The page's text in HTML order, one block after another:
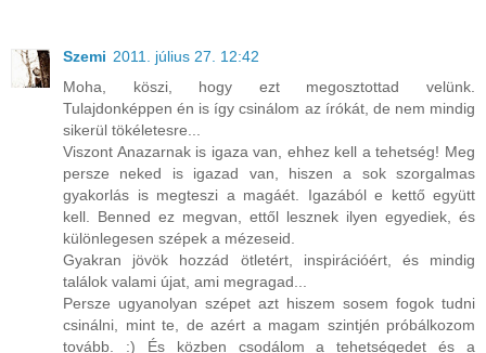
Szemi 2011. július 27. 12:42
Moha, köszi, hogy ezt megosztottad velünk.
Tulajdonképpen én is így csinálom az írókát, de nem mindig
sikerül tökéletesre...
Viszont Anazarnak is igaza van, ehhez kell a tehetség! Meg
persze neked is igazad van, hiszen a sok szorgalmas
gyakorlás is megteszi a magáét. Igazából e kettő együtt
kell. Benned ez megvan, ettől lesznek ilyen egyediek, és
különlegesen szépek a mézeseid.
Gyakran jövök hozzád ötletért, inspirációért, és mindig
találok valami újat, ami megragad...
Persze ugyanolyan szépet azt hiszem sosem fogok tudni
csinálni, mint te, de azért a magam szintjén próbálkozom
tovább. :) És közben csodálom a tehetségedet és a